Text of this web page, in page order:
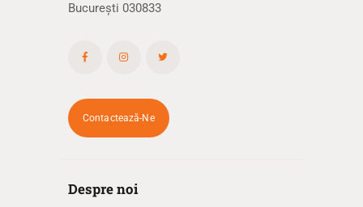
București 030833
Contactează-Ne
Despre noi